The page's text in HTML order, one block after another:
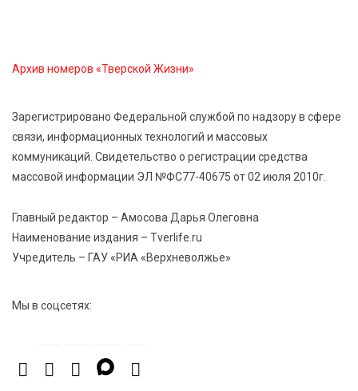
Дороги становятся лучше: в Калининском округе
продолжается масштабный ремонт
Защита с первых дней: почему так важна
вакцинация новорождённых
Архив номеров «Тверской Жизни»
Зарегистрировано Федеральной службой по надзору в сфере
связи, информационных технологий и массовых
коммуникаций. Свидетельство о регистрации средства
массовой информации ЭЛ №ФС77-40675 от 02 июля 2010г.
Главный редактор – Амосова Дарья Олеговна
Наименование издания – Tverlife.ru
Учредитель – ГАУ «РИА «Верхневолжье»
Мы в соцсетях: